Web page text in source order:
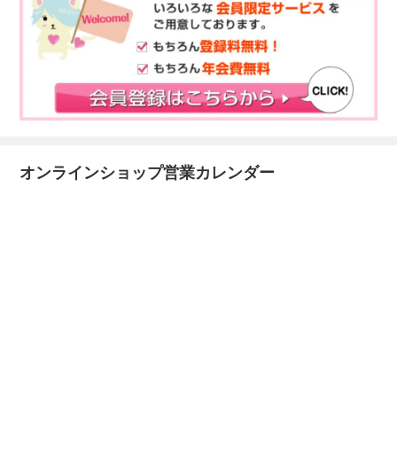
オンラインショップ営業カレンダー